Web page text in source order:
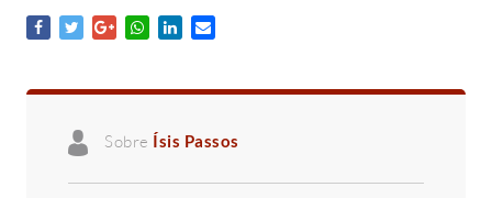
Sobre Ísis Passos